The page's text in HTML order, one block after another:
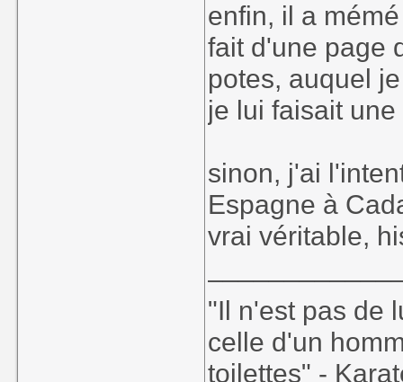
enfin, il a
fait d'une page
potes, auquel
je lui faisait
sinon, j'ai
Espagne à
vrai véritable,
"Il n'est pas de
celle d'un
toilettes" -